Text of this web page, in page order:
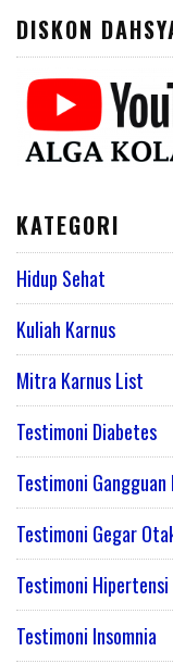
DISKON
KATEGORI
Hidup Sehat
Kuliah Karnus
Mitra Karnus List
Testimoni Diabetes
Testimoni Gangguan
Testimoni Gegar
Testimoni Hipertensi
Testimoni Insomnia